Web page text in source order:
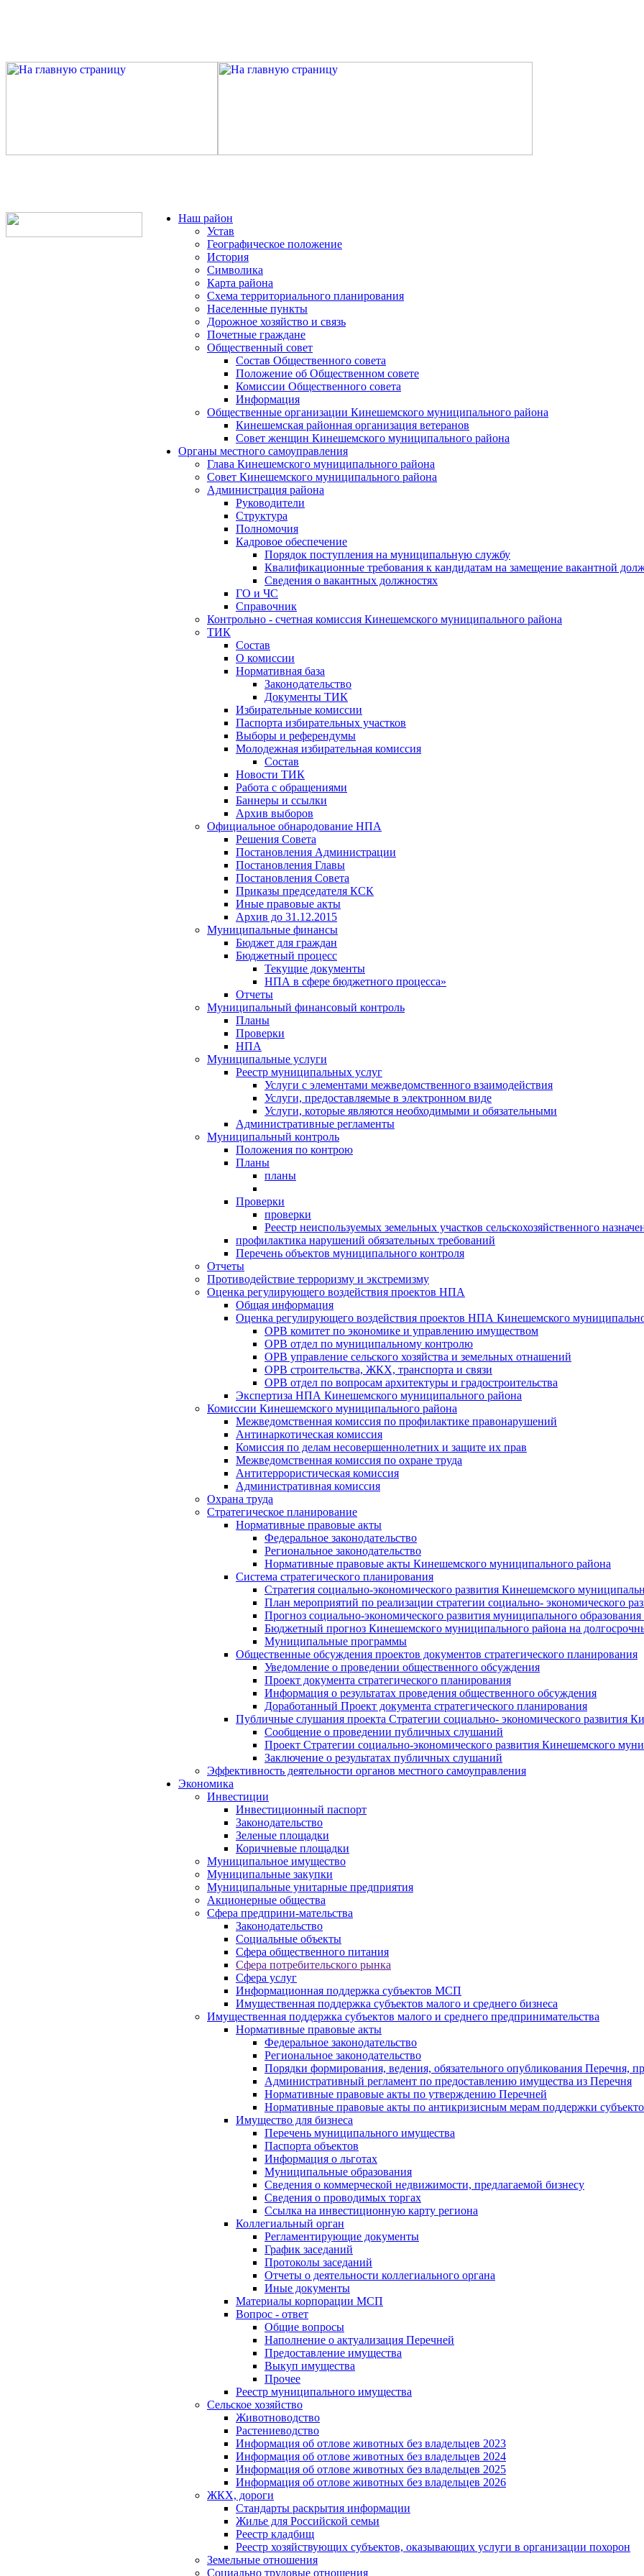
Наш район
Устав
Географическое положение
История
Символика
Карта района
Схема территориального планирования
Населенные пункты
Дорожное хозяйство и связь
Почетные граждане
Общественный совет
Состав Общественного совета
Положение об Общественном совете
Комиссии Общественного совета
Информация
Общественные организации Кинешемского муниципального района
Кинешемская районная организация ветеранов
Совет женщин Кинешемского муниципального района
Органы местного самоуправления
Глава Кинешемского муниципального района
Совет Кинешемского муниципального района
Администрация района
Руководители
Структура
Полномочия
Кадровое обеспечение
Порядок поступления на муниципальную службу
Квалификационные требования к кандидатам на замещение вакантной
Сведения о вакантных должностях
ГО и ЧС
Справочник
Контрольно - счетная комиссия Кинешемского муниципального района
ТИК
Состав
О комиссии
Нормативная база
Законодательство
Документы ТИК
Избирательные комиссии
Паспорта избирательных участков
Выборы и референдумы
Молодежная избирательная комиссия
Состав
Новости ТИК
Работа с обращениями
Баннеры и ссылки
Архив выборов
Официальное обнародование НПА
Решения Совета
Постановления Администрации
Постановления Главы
Постановления Совета
Приказы председателя КСК
Иные правовые акты
Архив до 31.12.2015
Муниципальные финансы
Бюджет для граждан
Бюджетный процесс
Текущие документы
НПА в сфере бюджетного процесса»
Отчеты
Муниципальный финансовый контроль
Планы
Проверки
НПА
Муниципальные услуги
Реестр муниципальных услуг
Услуги с элементами межведомственного взаимодействия
Услуги, предоставляемые в электронном виде
Услуги, которые являются необходимыми и обязательными
Административные регламенты
Муниципальный контроль
Положения по контрою
Планы
планы
Проверки
проверки
Реестр неиспользуемых земельных участков сельскохозяйственного
профилактика нарушений обязательных требований
Перечень объектов муниципального контроля
Отчеты
Противодействие терроризму и экстремизму
Оценка регулирующего воздействия проектов НПА
Общая информация
Оценка регулирующего воздействия проектов НПА Кинешемского
ОРВ комитет по экономике и управлению имуществом
ОРВ отдел по муниципальному контролю
ОРВ управление сельского хозяйства и земельных отнашений
ОРВ строительства, ЖКХ, транспорта и связи
ОРВ отдел по вопросам архитектуры и градостроительства
Экспертиза НПА Кинешемского муниципального района
Комиссии Кинешемского муниципального района
Межведомственная комиссия по профилактике правонарушений
Антинаркотическая комиссия
Комиссия по делам несовершеннолетних и защите их прав
Межведомственная комиссия по охране труда
Антитеррористическая комиссия
Административная комиссия
Охрана труда
Стратегическое планирование
Нормативные правовые акты
Федеральное законодательство
Региональное законодательство
Нормативные правовые акты Кинешемского муниципального района
Система стратегического планирования
Стратегия социально-экономического развития Кинешемского
План мероприятий по реализации стратегии социально- экономического
Прогноз социально-экономического развития муниципального
Бюджетный прогноз Кинешемского муниципального района на
Муниципальные программы
Общественные обсуждения проектов документов стратегического планирования
Уведомление о проведении общественного обсуждения
Проект документа стратегического планирования
Информация о результатах проведения общественного обсуждения
Доработанный Проект документа стратегического планирования
Публичные слушания проекта Стратегии социально- экономического развития
Сообщение о проведении публичных слушаний
Проект Стратегии социально-экономического развития Кинешемского
Заключение о результатах публичных слушаний
Эффективность деятельности органов местного самоуправления
Экономика
Инвестиции
Инвестиционный паспорт
Законодательство
Зеленые площадки
Коричневые площадки
Муниципальное имущество
Муниципальные закупки
Муниципальные унитарные предприятия
Акционерные общества
Сфера предприни-мательства
Законодательство
Социальные объекты
Сфера общественного питания
Сфера потребительского рынка
Сфера услуг
Информационная поддержка субъектов МСП
Имущественная поддержка субъектов малого и среднего бизнеса
Имущественная поддержка субъектов малого и среднего предпринимательства
Нормативные правовые акты
Федеральное законодательство
Региональное законодательство
Порядки формирования, ведения, обязательного опубликования Перечня,
Административный регламент по предоставлению имущества из Перечня
Нормативные правовые акты по утверждению Перечней
Нормативные правовые акты по антикризисным мерам поддержки
Имущество для бизнеса
Перечень муниципального имущества
Паспорта объектов
Информация о льготах
Муниципальные образования
Сведения о коммерческой недвижимости, предлагаемой бизнесу
Сведения о проводимых торгах
Ссылка на инвестиционную карту региона
Коллегиальный орган
Регламентирующие документы
График заседаний
Протоколы заседаний
Отчеты о деятельности коллегиального органа
Иные документы
Материалы корпорации МСП
Вопрос - ответ
Общие вопросы
Наполнение о актуализация Перечней
Предоставление имущества
Выкуп имущества
Прочее
Реестр муниципального имущества
Сельское хозяйство
Животноводство
Растениеводство
Информация об отлове животных без владельцев 2023
Информация об отлове животных без владельцев 2024
Информация об отлове животных без владельцев 2025
Информация об отлове животных без владельцев 2026
ЖКХ, дороги
Стандарты раскрытия информации
Жилье для Российской семьи
Реестр кладбищ
Реестр хозяйствующих субъектов, оказывающих услуги в организации похорон
Земельные отношения
Социально трудовые отношения